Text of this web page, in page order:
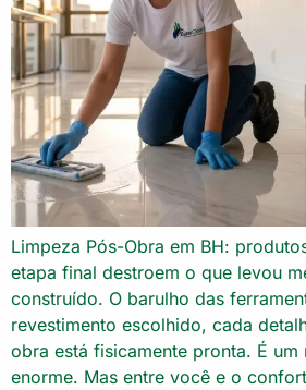
Limpeza Pós-Obra em BH:
etapa final destroem o que levou
construído. O barulho das
revestimento escolhido, cada
obra está fisicamente pronta. É
enorme. Mas entre você e o